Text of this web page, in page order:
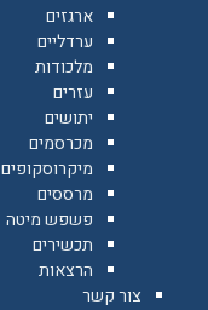
ארגזים
ערדליים
מלכודות
עזרים
יתושים
מכרסמים
מיקרוסקופים
מרססים
פשפש מיטה
תכשירים
הרצאות
צור קשר